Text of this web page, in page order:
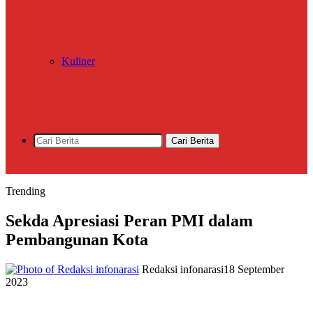
Kuliner
Cari Berita
Trending
Sekda Apresiasi Peran PMI dalam
Pembangunan Kota
Redaksi infonarasi18 September
2023